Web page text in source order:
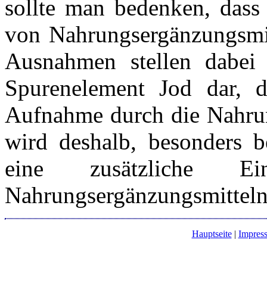
sollte man bedenken,
von
Ausnahmen stellen
Spurenelement Jod
Aufnahme durch die
wird deshalb, besonders
eine zusätzliche
Hauptseite|